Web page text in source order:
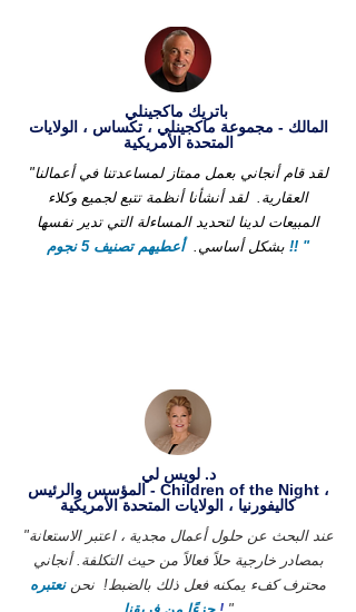
باتريك ماكجينلي
المالك - مجموعة ماكجينلي ، تكساس ، الولايات
المتحدة الأمريكية
"لقد قام أنجاني بعمل ممتاز لمساعدتنا في أعمالنا
العقارية. لقد أنشأنا أنظمة تتبع لجميع وكلاء
المبيعات لدينا لتحديد المساءلة التي تدير نفسها
بشكل أساسي. أعطيهم تصنيف 5 نجوم !! "
د. لويس لي
المؤسس والرئيس - Children of the Night ،
كاليفورنيا ، الولايات المتحدة الأمريكية
"عند البحث عن حلول أعمال مجدية ، اعتبر الاستعانة
بمصادر خارجية حلاً فعالاً من حيث التكلفة. أنجاني
محترف كفء يمكنه فعل ذلك بالضبط! نحن نعتبره